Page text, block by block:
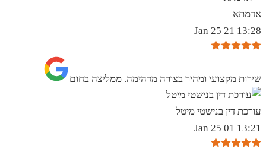
אדמתא
13:28 21 Jan 25
שירות מקצועי ומהיר בצורה מדהימה. ממליצה בחום
עורכת דין בנישטי מיטל
13:21 01 Jan 25